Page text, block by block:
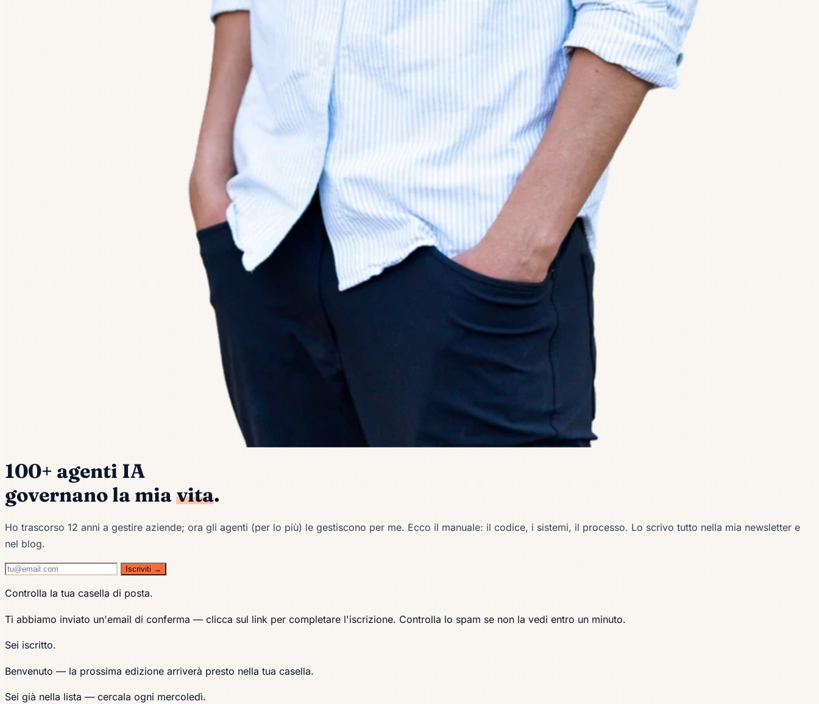
100+ agenti IA
governano la miavita.
Ho trascorso 12 anni a gestire aziende; ora gli agenti (per lo più) le gestiscono per me. Ecco il manuale: il codice, i sistemi, il processo. Lo scrivo tutto nella mia newsletter e
nel blog.
Iscriviti →
Controlla la tua casella di posta.
Ti abbiamo inviato un'email di conferma — clicca sul link per completare l'iscrizione. Controlla lo spam se non la vedi entro un minuto.
Sei iscritto.
Benvenuto — la prossima edizione arriverà presto nella tua casella.
Sei già nella lista — cercala ogni mercoledì.